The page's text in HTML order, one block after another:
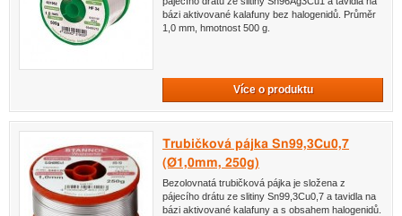
bázi aktivované kalafuny bez halogenidů. Průměr
1,0 mm, hmotnost 500 g.
Více o produktu
Trubičková pájka Sn99,3Cu0,7
(Ø1,0mm, 250g)
Bezolovnatá trubičková pájka je složena z
pájecího drátu ze slitiny Sn99,3Cu0,7 a tavidla na
bázi aktivované kalafuny a s obsahem halogenidů.